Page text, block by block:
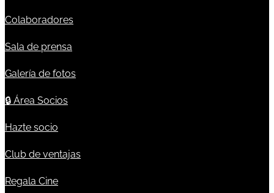
Colaboradores
Sala de prensa
Galería de fotos
🔒 Área Socios
Hazte socio
Club de ventajas
Regala Cine